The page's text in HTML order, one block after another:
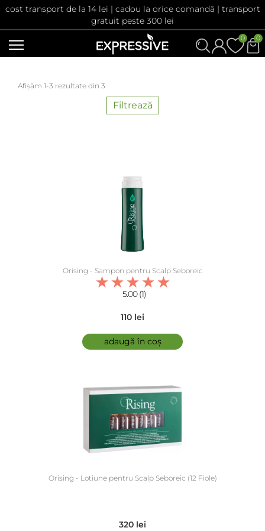
cost transport de la 14 lei | cadou la orice comandă | transport
gratuit peste 300 lei
0
0
Afișăm 1-3 rezultate din 3
Filtrează
Orising - Sampon pentru Scalp Seboreic
5.00 (1)
110 lei
adaugă în coș
Orising - Lotiune pentru Scalp Seboreic (12 Fiole)
320 lei